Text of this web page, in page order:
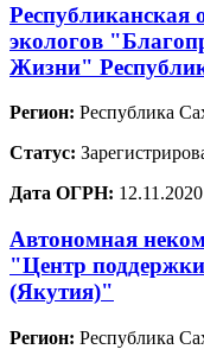
Республиканская
экологов
Жизни"
Регион: Республика
Статус:
Дата ОГРН: 12.11.2020
Автономная
"Центр
(Якутия)"
Регион: Республика